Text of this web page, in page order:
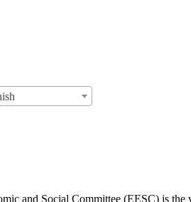
and Social Committee (EESC) is